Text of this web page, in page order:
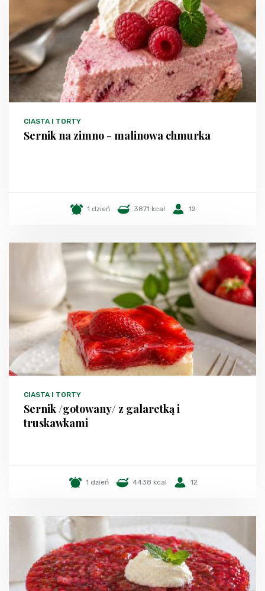
CIASTA I TORTY
Sernik na zimno - malinowa chmurka
1 dzień 3871 kcal 12
CIASTA I TORTY
Sernik /gotowany/ z galaretką i
truskawkami
1 dzień 4438 kcal 12